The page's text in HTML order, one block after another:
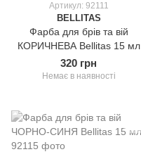
Артикул: 92111
BELLITAS
Фарба для брів та вій
КОРИЧНЕВА Bellitas 15 мл
320 грн
Немає в наявності